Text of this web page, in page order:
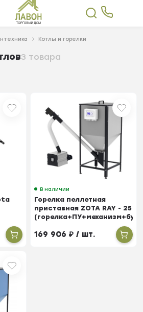
Котлы и горелки
3 товара
В наличии
Горелка пеллетная
приставная ZOTA RAY - 25
169 906₽ / шт.